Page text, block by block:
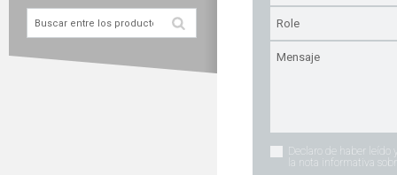
Declaro de haber leído
la nota informativa